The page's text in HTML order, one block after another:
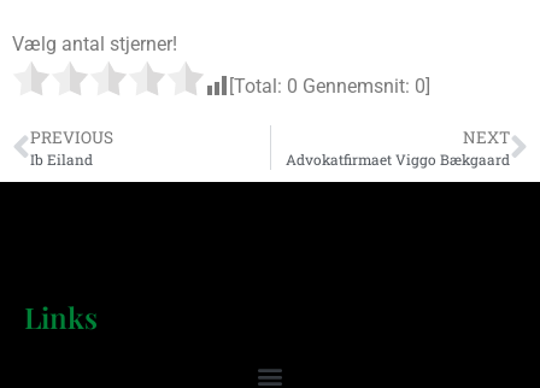
Vælg antal stjerner!
[Total: 0 Gennemsnit: 0
PREVIOUS
Ib Eiland
NEXT
Advokatfirmaet Viggo Bækgaard
Links